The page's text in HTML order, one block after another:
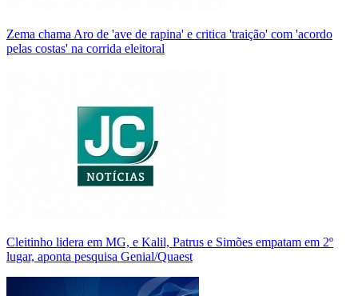
Zema chama Aro de 'ave de rapina' e critica 'traição' com 'acordo
pelas costas' na corrida eleitoral
Cleitinho lidera em MG, e Kalil, Patrus e Simões empatam em 2º
lugar, aponta pesquisa Genial/Quaest